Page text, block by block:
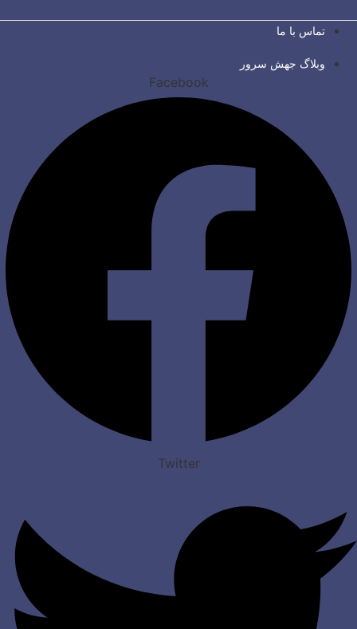
تماس با ما
وبلاگ جهش سرور
Facebook
Twitter